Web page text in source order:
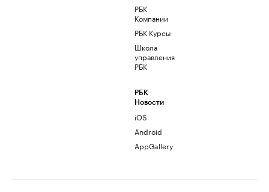
РБК
Компании
РБК Курсы
Школа
управления
РБК
РБК
Новости
iOS
Android
AppGallery